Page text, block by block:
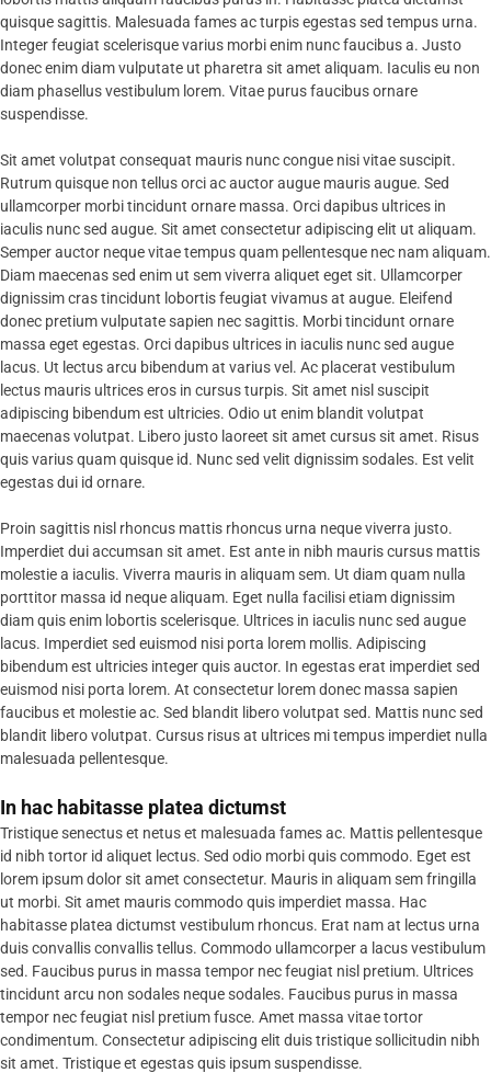
quisque sagittis. Malesuada fames ac turpis egestas sed tempus urna.
Integer feugiat scelerisque varius morbi enim nunc faucibus a. Justo
donec enim diam vulputate ut pharetra sit amet aliquam. Iaculis eu non
diam phasellus vestibulum lorem. Vitae purus faucibus ornare
suspendisse.
Sit amet volutpat consequat mauris nunc congue nisi vitae suscipit.
Rutrum quisque non tellus orci ac auctor augue mauris augue. Sed
ullamcorper morbi tincidunt ornare massa. Orci dapibus ultrices in
iaculis nunc sed augue. Sit amet consectetur adipiscing elit ut aliquam.
Semper auctor neque vitae tempus quam pellentesque nec nam aliquam.
Diam maecenas sed enim ut sem viverra aliquet eget sit. Ullamcorper
dignissim cras tincidunt lobortis feugiat vivamus at augue. Eleifend
donec pretium vulputate sapien nec sagittis. Morbi tincidunt ornare
massa eget egestas. Orci dapibus ultrices in iaculis nunc sed augue
lacus. Ut lectus arcu bibendum at varius vel. Ac placerat vestibulum
lectus mauris ultrices eros in cursus turpis. Sit amet nisl suscipit
adipiscing bibendum est ultricies. Odio ut enim blandit volutpat
maecenas volutpat. Libero justo laoreet sit amet cursus sit amet. Risus
quis varius quam quisque id. Nunc sed velit dignissim sodales. Est velit
egestas dui id ornare.
Proin sagittis nisl rhoncus mattis rhoncus urna neque viverra justo.
Imperdiet dui accumsan sit amet. Est ante in nibh mauris cursus mattis
molestie a iaculis. Viverra mauris in aliquam sem. Ut diam quam nulla
porttitor massa id neque aliquam. Eget nulla facilisi etiam dignissim
diam quis enim lobortis scelerisque. Ultrices in iaculis nunc sed augue
lacus. Imperdiet sed euismod nisi porta lorem mollis. Adipiscing
bibendum est ultricies integer quis auctor. In egestas erat imperdiet sed
euismod nisi porta lorem. At consectetur lorem donec massa sapien
faucibus et molestie ac. Sed blandit libero volutpat sed. Mattis nunc sed
blandit libero volutpat. Cursus risus at ultrices mi tempus imperdiet nulla
malesuada pellentesque.
In hac habitasse platea dictumst
Tristique senectus et netus et malesuada fames ac. Mattis pellentesque
id nibh tortor id aliquet lectus. Sed odio morbi quis commodo. Eget est
lorem ipsum dolor sit amet consectetur. Mauris in aliquam sem fringilla
ut morbi. Sit amet mauris commodo quis imperdiet massa. Hac
habitasse platea dictumst vestibulum rhoncus. Erat nam at lectus urna
duis convallis convallis tellus. Commodo ullamcorper a lacus vestibulum
sed. Faucibus purus in massa tempor nec feugiat nisl pretium. Ultrices
tincidunt arcu non sodales neque sodales. Faucibus purus in massa
tempor nec feugiat nisl pretium fusce. Amet massa vitae tortor
condimentum. Consectetur adipiscing elit duis tristique sollicitudin nibh
sit amet. Tristique et egestas quis ipsum suspendisse.